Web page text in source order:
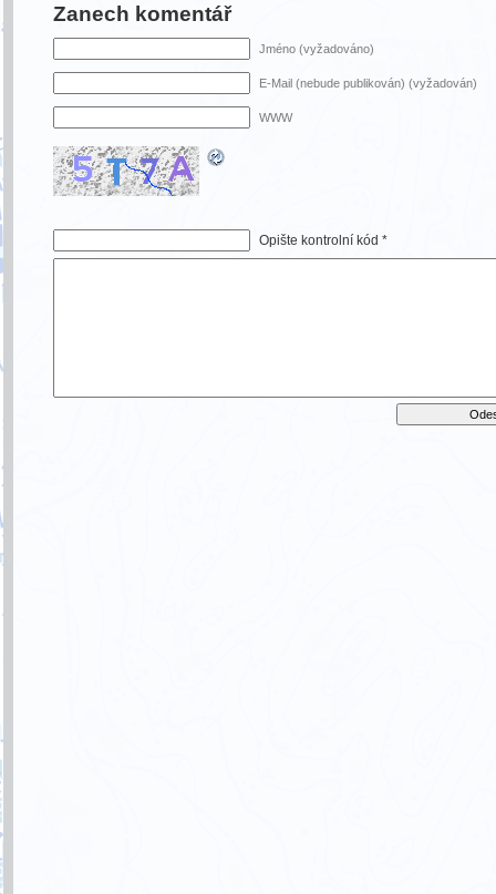
Zanech komentář
Jméno (vyžadováno)
E-Mail (nebude publikován) (vyžadován)
WWW
Opište kontrolní kód *